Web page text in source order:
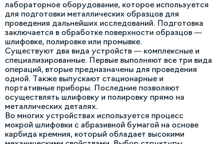
лабораторное оборудование, которое используется
для подготовки металлических образцов для
проведения дальнейших исследований. Подготовка
заключается в обработке поверхности образцов —
шлифовке, полировке или промывке.
Существуют два вида устройств — комплексные и
специализированные. Первые выполняют все три вида
операций, вторые предназначены для проведения
одной. Также выпускают стационарные и
портативные приборы. Последние позволяют
осуществлять шлифовку и полировку прямо на
металлических деталях.
Во многих устройствах используется процесс
мокрой шлифовки с абразивной бумагой на основе
карбида кремния, который обладает высокими